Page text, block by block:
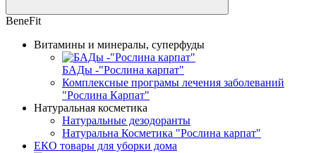
BeneFit
Витамины и минералы, суперфуды
БАДы -"Рослина карпат"
Комплексные програмы лечения заболеваний
"Рослина Карпат"
Натуральная косметика
Натуральные дезодоранты
Натуральна Косметика "Рослина карпат"
ЕКО товары для уборки дома